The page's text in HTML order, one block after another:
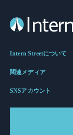
Intern Streetについて
関連メディア
SNSアカウント